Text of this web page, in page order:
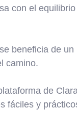
con el equilibrio
beneficia de un
camino.
de
fáciles y